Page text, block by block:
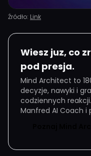
Źródło: Link
Wiesz juz, co
pod presja.
Mind Architect to
decyzje, nawyki i
codziennych
Manfred AI Coach i